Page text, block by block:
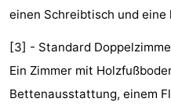
Sehen
&
tun
-
Museen
-
einen Schreibtisch und
[3] - Standard
Ein Zimmer mit
Bettenausstattung, einem